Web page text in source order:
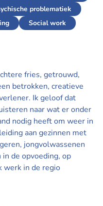
problematiek
Social work
fries, getrouwd,
betrokken, creatieve
Ik geloof dat
naar wat er onder
nodig heeft om weer in
aan gezinnen met
jongvolwassenen
de opvoeding, op
werk in de regio